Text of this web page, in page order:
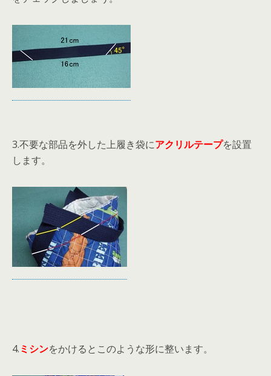
3.不要な部品を外した上履き袋にアクリルテープを設置
します。
4.ミシンをかけるとこのような形に整います。